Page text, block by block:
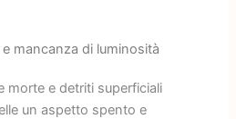
mancanza di luminosità
morte e detriti superficiali
un aspetto spento e